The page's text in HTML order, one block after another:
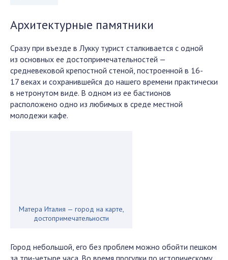
Архитектурные памятники
Сразу при въезде в Лукку турист сталкивается с одной
из основных ее достопримечательностей —
средневековой крепостной стеной, построенной в 16-
17 веках и сохранившейся до нашего времени практически
в нетронутом виде. В одном из ее бастионов
расположено одно из любимых в среде местной
молодежи кафе.
Матера Италия — город на карте,
достопримечательности
Город небольшой, его без проблем можно обойти пешком
за три-четыре часа. Во время прогулки по историческому